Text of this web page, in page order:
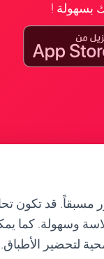
بسهولة !
مسبقاً. قد تكون
وسهولة. كما
لتحضير الأطباق.